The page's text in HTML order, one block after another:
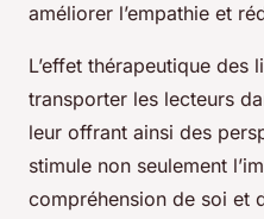
améliorer l’empathie et
L’effet thérapeutique des
transporter les lecteurs
leur offrant ainsi des
stimule non seulement
compréhension de soi et